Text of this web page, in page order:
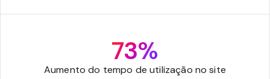
73%
Aumento do tempo de utilização no site